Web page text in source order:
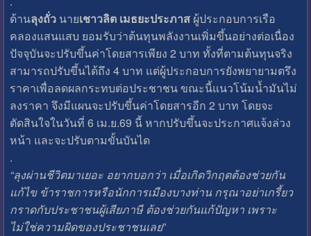
ด้านลุงถั่วนายเชาวลิต เมธยะประภาสผู้ประกอบการเรือ
คลองแสนแสบ ยอมรับว่าต้นทุนพลังงานเพิ่มขึ้นอย่างต่อเนื่อง
ปัจจุบันจะปรับขึ้นค่าโดยสารเพียง 2 บาท ทั้งที่ตามต้นทุนจริง
สามารถปรับขึ้นได้ถึง 4 บาท แต่ผู้ประกอบการยังพยายามตรึง
ราคาเพื่อลดผลกระทบต่อประชาชน ขณะนี้แนวโน้มน้ำมันไม่
ลงราคา จึงมีแผนจะปรับขึ้นค่าโดยสารอีก 2 บาท โดยจะ
ตัดสินใจในวันที่ 6 เม.ย.69 นี้ หากปรับขึ้นจะประกาศแจ้งล่วง
หน้า และจะปรับตามขั้นบันได
.
“ลุงผ่านชีวิตมาเยอะ อยากบอกว่า เมื่อเกิดวิกฤตต้องช่วยกัน
แก้ไข ข้าราชการหรือนักการเมืองบางท่าน กรุณาอย่าเกรี้ยว
กราดกับประชาชนผู้เสียภาษี ต้องช่วยกันแก้ปัญหา เพราะ
ไม่ใช่ความผิดของประชาชนเลย”